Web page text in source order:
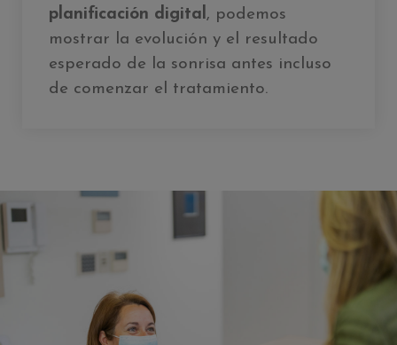
planificación digital, podemos
mostrar la evolución y el resultado
esperado de la sonrisa antes incluso
de comenzar el tratamiento.